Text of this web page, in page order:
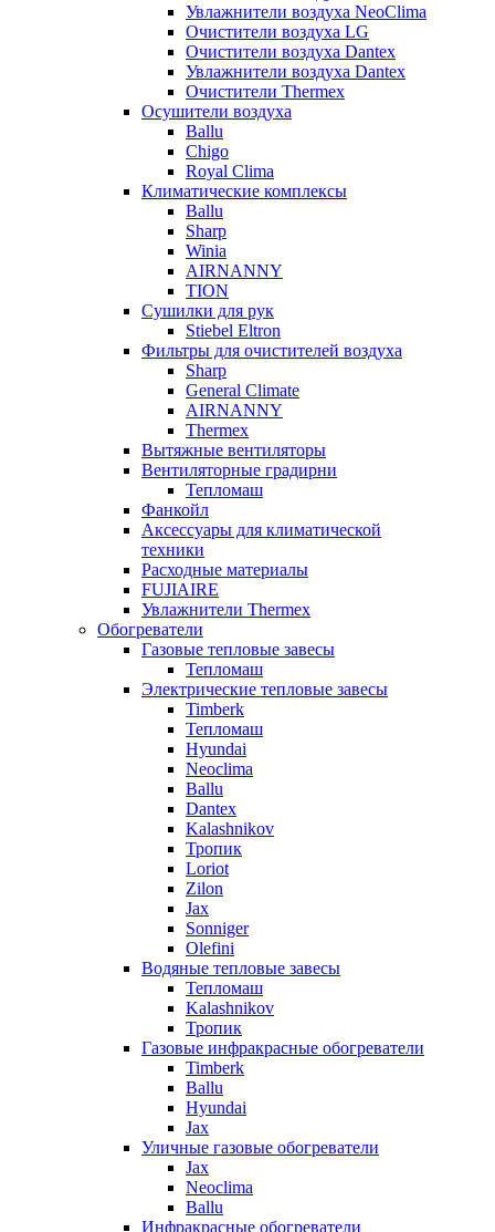
Увлажнители воздуха NeoClima
Очистители воздуха LG
Очистители воздуха Dantex
Увлажнители воздуха Dantex
Очистители Thermex
Осушители воздуха
Ballu
Chigo
Royal Clima
Климатические комплексы
Ballu
Sharp
Winia
AIRNANNY
TION
Сушилки для рук
Stiebel Eltron
Фильтры для очистителей воздуха
Sharp
General Climate
AIRNANNY
Thermex
Вытяжные вентиляторы
Вентиляторные градирни
Тепломаш
Фанкойл
Аксессуары для климатической
техники
Расходные материалы
FUJIAIRE
Увлажнители Thermex
Обогреватели
Газовые тепловые завесы
Тепломаш
Электрические тепловые завесы
Timberk
Тепломаш
Hyundai
Neoclima
Ballu
Dantex
Kalashnikov
Тропик
Loriot
Zilon
Jax
Sonniger
Olefini
Водяные тепловые завесы
Тепломаш
Kalashnikov
Тропик
Газовые инфракрасные обогреватели
Timberk
Ballu
Hyundai
Jax
Уличные газовые обогреватели
Jax
Neoclima
Ballu
Инфракрасные обогреватели